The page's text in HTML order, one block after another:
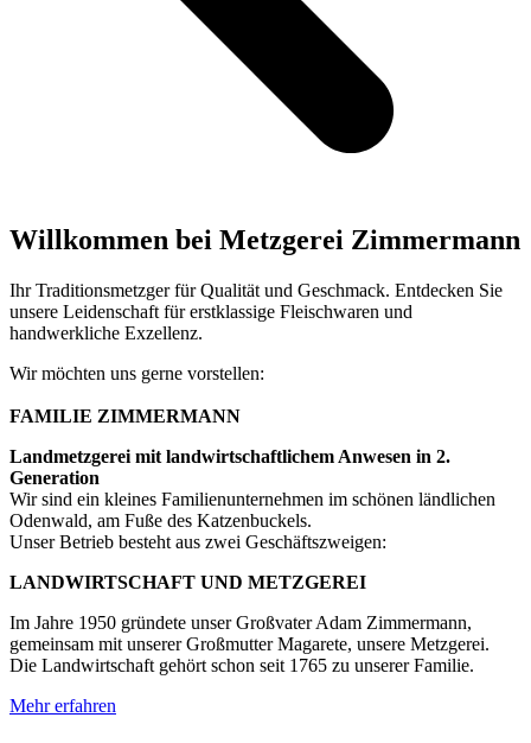
Willkommen bei Metzgerei Zimmermann
Ihr Traditionsmetzger für Qualität und Geschmack. Entdecken Sie
unsere Leidenschaft für erstklassige Fleischwaren und
handwerkliche Exzellenz.
Wir möchten uns gerne vorstellen:
FAMILIE ZIMMERMANN
Landmetzgerei mit landwirtschaftlichem Anwesen in 2.
Generation
Wir sind ein kleines Familienunternehmen im schönen ländlichen
Odenwald, am Fuße des Katzenbuckels.
Unser Betrieb besteht aus zwei Geschäftszweigen:
LANDWIRTSCHAFT UND METZGEREI
Im Jahre 1950 gründete unser Großvater Adam Zimmermann,
gemeinsam mit unserer Großmutter Magarete, unsere Metzgerei.
Die Landwirtschaft gehört schon seit 1765 zu unserer Familie.
Mehr erfahren